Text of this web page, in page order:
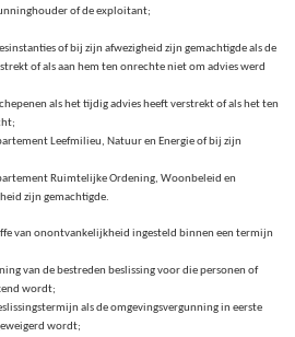
of de exploitant;
of bij zijn afwezigheid zijn gemachtigde als de
of als aan hem ten onrechte niet om advies werd
als het tijdig advies heeft verstrekt of als het ten
Leefmilieu, Natuur en Energie of bij zijn
Ruimtelijke Ordening, Woonbeleid en
zijn gemachtigde.
van onontvankelijkheid ingesteld binnen een termijn
van de bestreden beslissing voor die personen of
wordt;
als de omgevingsvergunning in eerste
wordt;